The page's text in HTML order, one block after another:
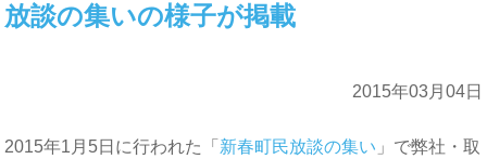
放談の集いの様子が掲載
2015年03月04日
2015年1月5日に行われた「 新春町民放談の集い 」で弊社・取